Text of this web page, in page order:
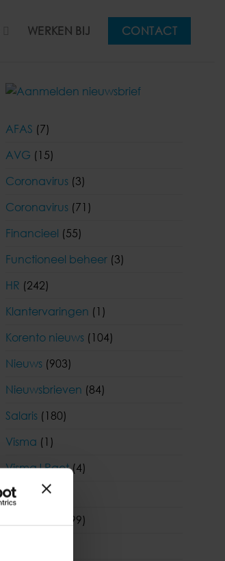
WERKEN BIJ CONTACT
AFAS (7)
AVG (15)
Coronavirus (3)
Coronavirus (71)
Financieel (55)
Functioneel beheer (3)
HR (242)
Klantervaringen (1)
Korento nieuws (104)
Nieuws (903)
Nieuwsbrieven (84)
Salaris (180)
Visma (1)
Visma|Raet(4)
WAB
(19)
(99)